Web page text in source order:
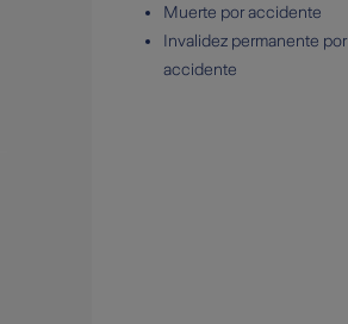
Muerte por accidente
Invalidez permanente por
accidente